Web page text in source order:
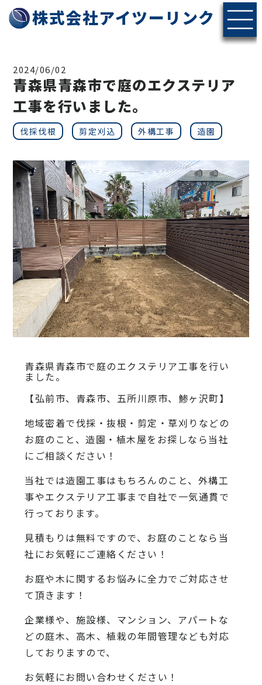
株式会社アイツーリンク
2024/06/02
青森県青森市で庭のエクステリア
工事を行いました。
伐採伐根 剪定刈込 外構工事 造園
青森県青森市で庭のエクステリア工事を行い
ました。
【弘前市、青森市、五所川原市、鯵ヶ沢町】
地域密着で伐採・抜根・剪定・草刈りなどの
お庭のこと、造園・植木屋をお探しなら当社
にご相談ください！
当社では造園工事はもちろんのこと、外構工
事やエクステリア工事まで自社で一気通貫で
行っております。
見積もりは無料ですので、お庭のことなら当
社にお気軽にご連絡ください！
お庭や木に関するお悩みに全力でご対応させ
て頂きます！
企業様や、施設様、マンション、アパートな
どの庭木、高木、植栽の年間管理なども対応
しておりますので、
お気軽にお問い合わせください！